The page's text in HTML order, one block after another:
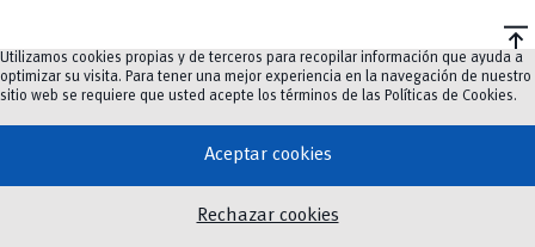
vertical_align_top
©2023-2026UCuenca.
Utilizamos cookies propias y de terceros para recopilar información que ayuda a
optimizar su visita. Para tener una mejor experiencia en la navegación de nuestro
sitio web se requiere que usted acepte los términos de las Políticas de Cookies.
Aceptar cookies
Rechazar cookies